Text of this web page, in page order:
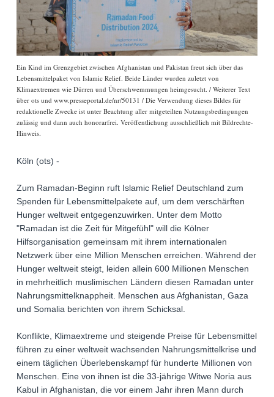
Ein Kind im Grenzgebiet zwischen Afghanistan und Pakistan freut sich über das
Lebensmittelpaket von Islamic Relief. Beide Länder wurden zuletzt von
Klimaextremen wie Dürren und Überschwemmungen heimgesucht. / Weiterer Text
über ots und www.presseportal.de/nr/50131 / Die Verwendung dieses Bildes für
redaktionelle Zwecke ist unter Beachtung aller mitgeteilten Nutzungsbedingungen
zulässig und dann auch honorarfrei. Veröffentlichung ausschließlich mit Bildrechte-
Hinweis.
Köln (ots) -
Zum Ramadan-Beginn ruft Islamic Relief Deutschland zum
Spenden für Lebensmittelpakete auf, um dem verschärften
Hunger weltweit entgegenzuwirken. Unter dem Motto
"Ramadan ist die Zeit für Mitgefühl" will die Kölner
Hilfsorganisation gemeinsam mit ihrem internationalen
Netzwerk über eine Million Menschen erreichen. Während der
Hunger weltweit steigt, leiden allein 600 Millionen Menschen
in mehrheitlich muslimischen Ländern diesen Ramadan unter
Nahrungsmittelknappheit. Menschen aus Afghanistan, Gaza
und Somalia berichten von ihrem Schicksal.
Konflikte, Klimaextreme und steigende Preise für Lebensmittel
führen zu einer weltweit wachsenden Nahrungsmittelkrise und
einem täglichen Überlebenskampf für hunderte Millionen von
Menschen. Eine von ihnen ist die 33-jährige Witwe Noria aus
Kabul in Afghanistan, die vor einem Jahr ihren Mann durch